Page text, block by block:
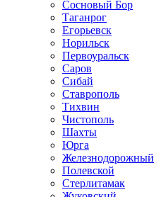
Сосновый Бор
Таганрог
Егорьевск
Норильск
Первоуральск
Саров
Сибай
Ставрополь
Тихвин
Чистополь
Шахты
Юрга
Железнодорожный
Полевской
Стерлитамак